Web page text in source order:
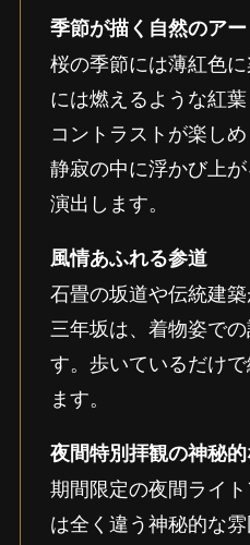
季節が描く自然のアー
桜の季節には薄紅色
には燃えるような紅
コントラストが楽し
静寂の中に浮かび上
演出します。
風情あふれる参道
石畳の坂道や伝統建築
三年坂は、着物姿で
す。歩いているだけ
ます。
夜間特別拝観の神秘
期間限定の夜間ライ
は全く違う神秘的な雰